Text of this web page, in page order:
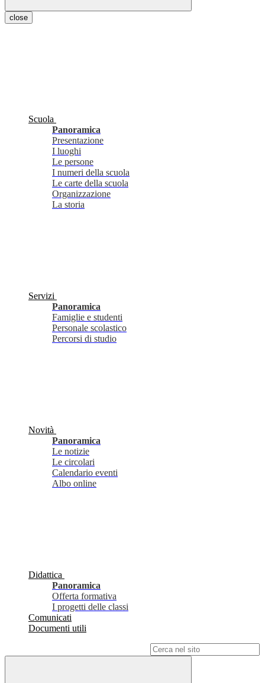
close
Scuola
Panoramica
Presentazione
I luoghi
Le persone
I numeri della scuola
Le carte della scuola
Organizzazione
La storia
Servizi
Panoramica
Famiglie e studenti
Personale scolastico
Percorsi di studio
Novità
Panoramica
Le notizie
Le circolari
Calendario eventi
Albo online
Didattica
Panoramica
Offerta formativa
I progetti delle classi
Comunicati
Documenti utili